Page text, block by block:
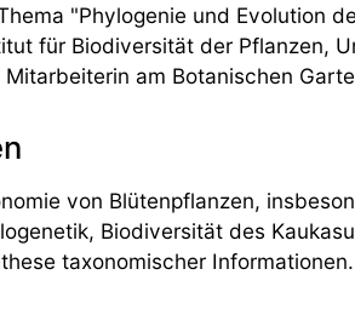
"Phylogenie und Evolution
für Biodiversität der Pflanzen,
am Botanischen
von Blütenpflanzen,
Biodiversität des
taxonomischer Informationen.